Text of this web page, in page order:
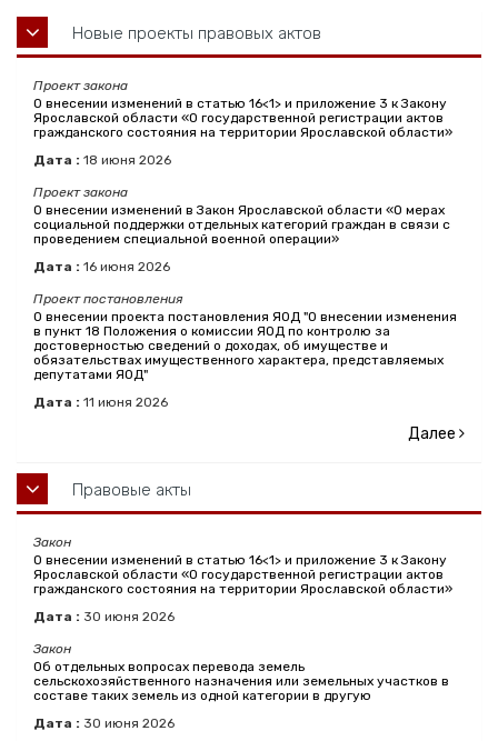
Новые проекты правовых актов
Проект закона
О внесении изменений в статью 16<1> и приложение 3 к Закону
Ярославской области «О государственной регистрации актов
гражданского состояния на территории Ярославской области»
Дата : 18 июня 2026
Проект закона
О внесении изменений в Закон Ярославской области «О мерах
социальной поддержки отдельных категорий граждан в связи с
проведением специальной военной операции»
Дата : 16 июня 2026
Проект постановления
О внесении проекта постановления ЯОД "О внесении изменения
в пункт 18 Положения о комиссии ЯОД по контролю за
достоверностью сведений о доходах, об имуществе и
обязательствах имущественного характера, представляемых
депутатами ЯОД"
Дата : 11 июня 2026
Далее
Правовые акты
Закон
О внесении изменений в статью 16<1> и приложение 3 к Закону
Ярославской области «О государственной регистрации актов
гражданского состояния на территории Ярославской области»
Дата : 30 июня 2026
Закон
Об отдельных вопросах перевода земель
сельскохозяйственного назначения или земельных участков в
составе таких земель из одной категории в другую
Дата : 30 июня 2026